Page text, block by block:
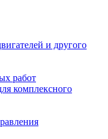
и другого
работ
комплексного